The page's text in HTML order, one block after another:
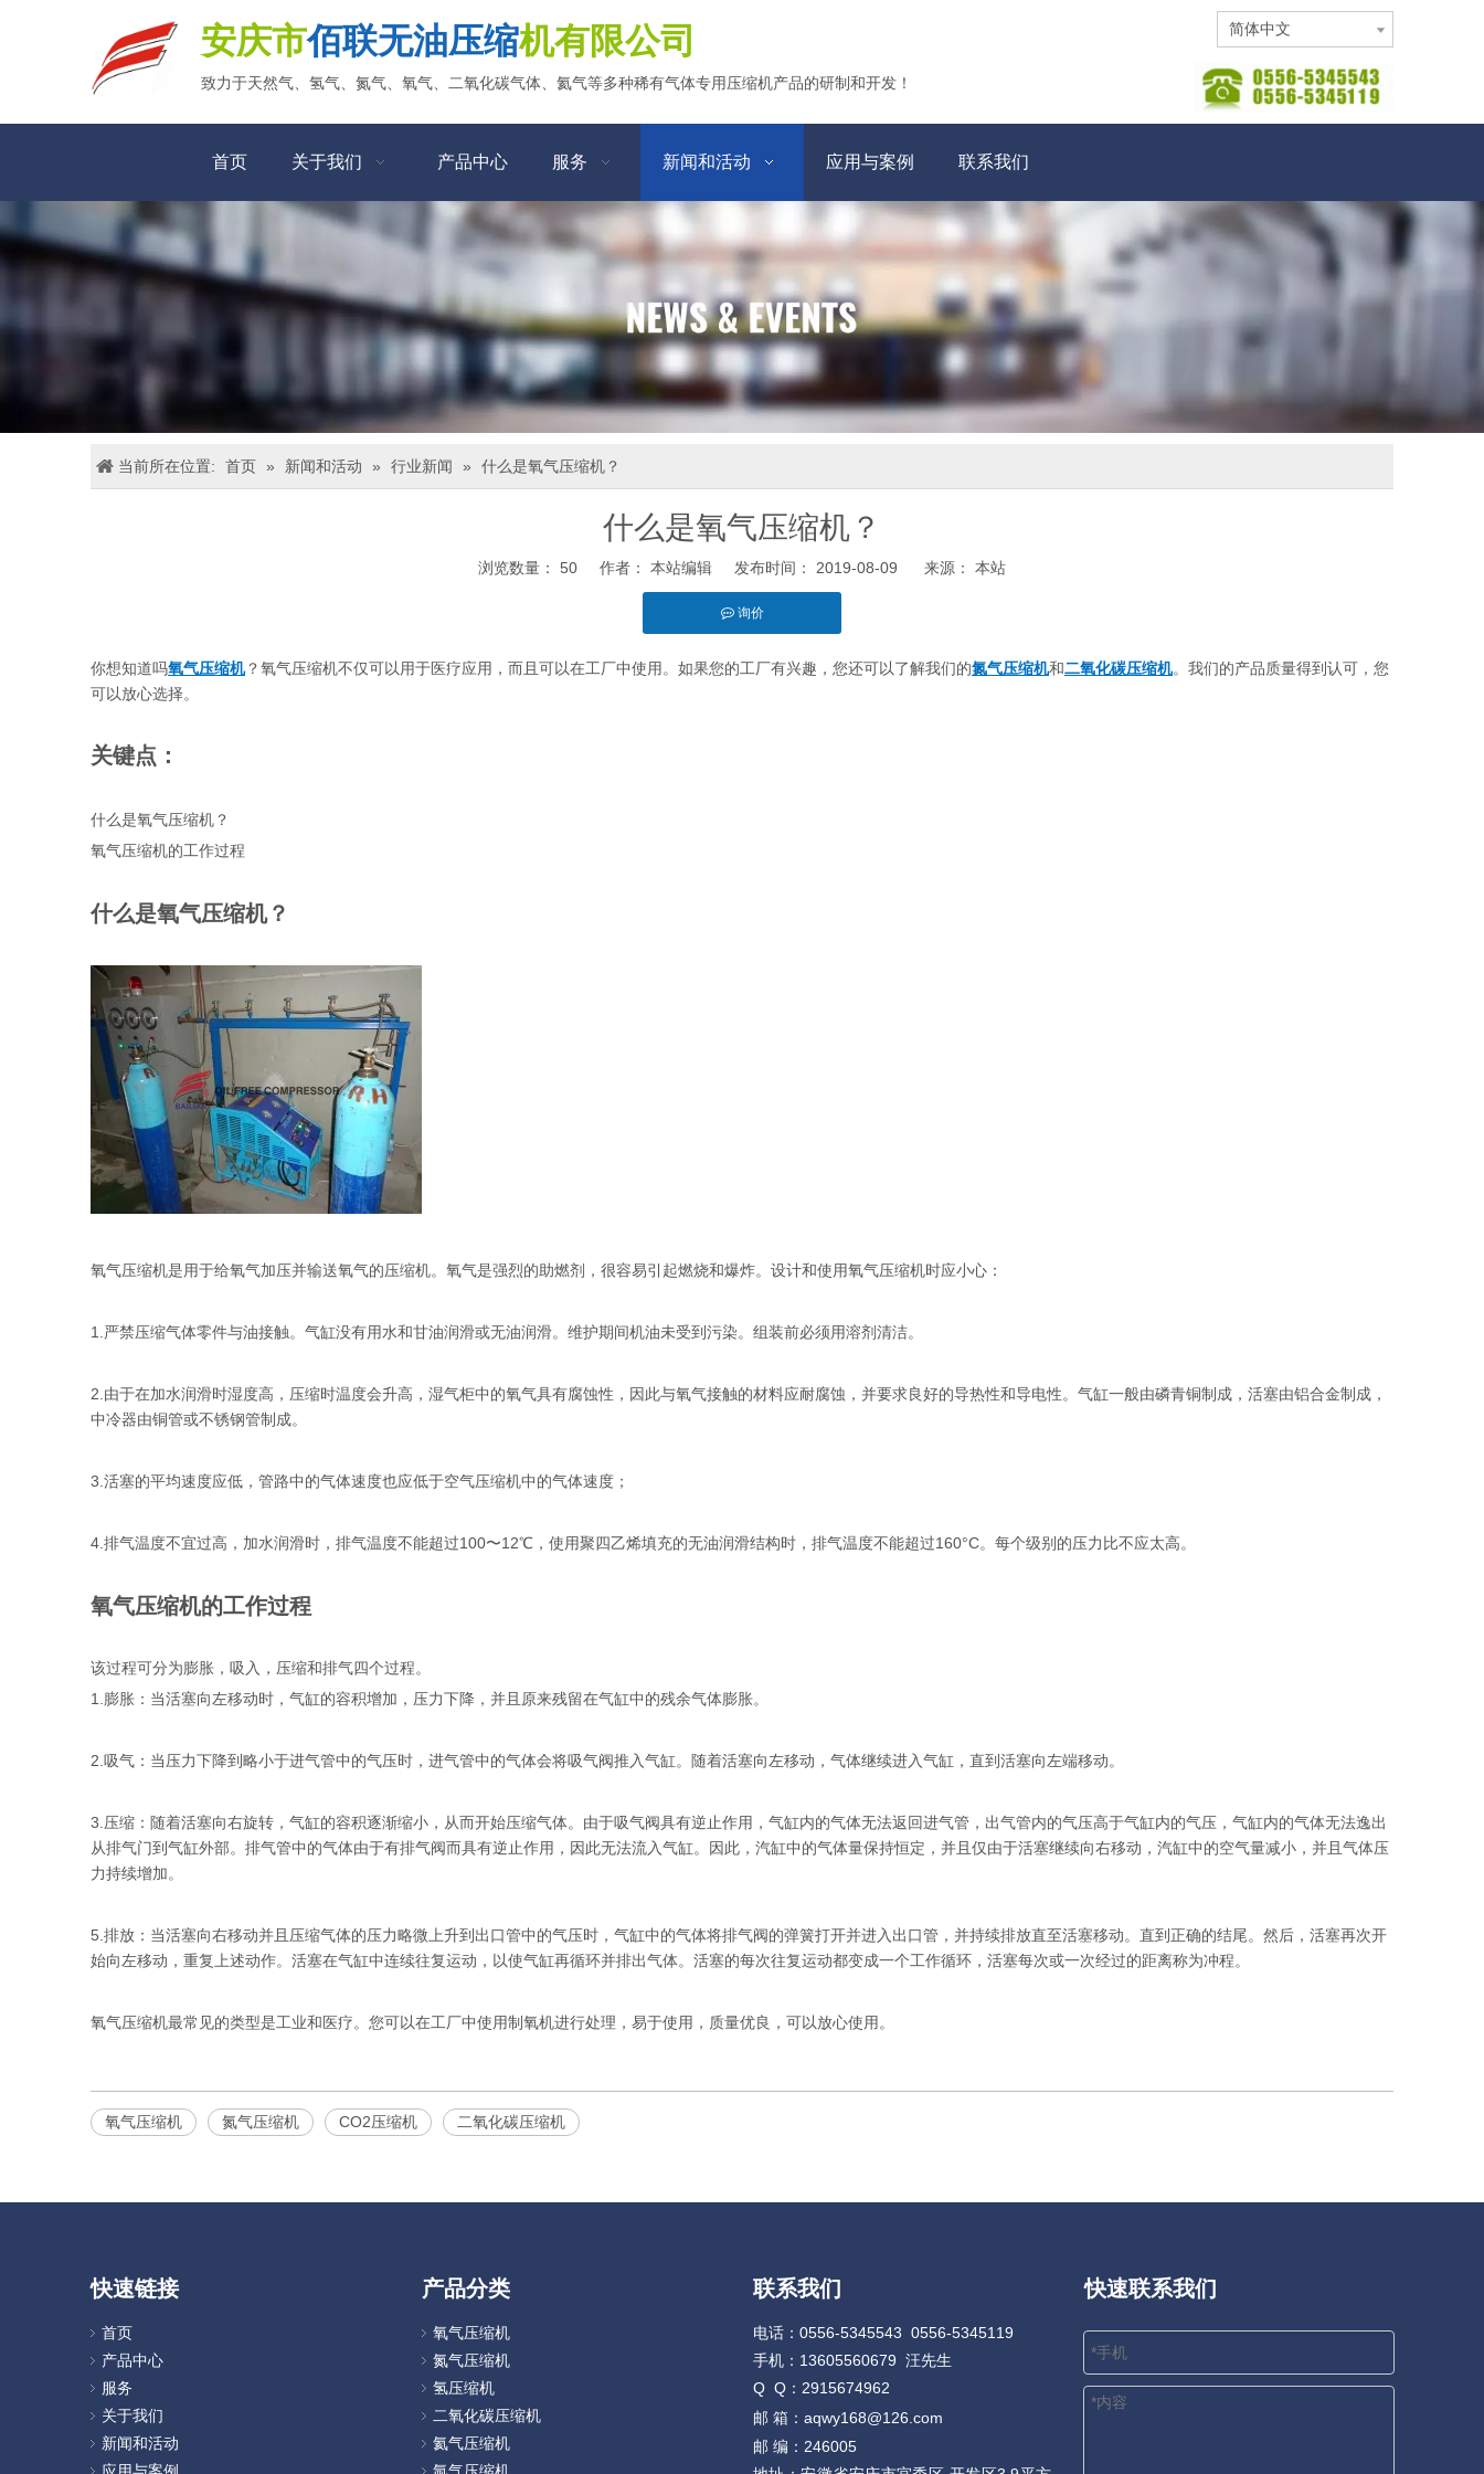
安庆市佰联无油压缩机有限公司
致力于天然气、氢气、氮气、氧气、二氧化碳气体、氦气等多种稀有气体专用压缩机产品的研制和开发！
简体中文
首页 关于我们 产品中心 服务 新闻和活动 应用与案例 联系我们
当前所在位置: 首页 » 新闻和活动 » 行业新闻 » 什么是氧气压缩机？
什么是氧气压缩机？
浏览数量： 50 作者： 本站编辑 发布时间： 2019-08-09 来源： 本站
询价
你想知道吗氧气压缩机？氧气压缩机不仅可以用于医疗应用，而且可以在工厂中使用。如果您的工厂有兴趣，您还可以了解我们的氮气压缩机和二氧化碳压缩机。我们的产品质量得到认可，您
可以放心选择。
关键点：
什么是氧气压缩机？
氧气压缩机的工作过程
什么是氧气压缩机？
氧气压缩机是用于给氧气加压并输送氧气的压缩机。氧气是强烈的助燃剂，很容易引起燃烧和爆炸。设计和使用氧气压缩机时应小心：
1.严禁压缩气体零件与油接触。气缸没有用水和甘油润滑或无油润滑。维护期间机油未受到污染。组装前必须用溶剂清洁。
2.由于在加水润滑时湿度高，压缩时温度会升高，湿气柜中的氧气具有腐蚀性，因此与氧气接触的材料应耐腐蚀，并要求良好的导热性和导电性。气缸一般由磷青铜制成，活塞由铝合金制成，
中冷器由铜管或不锈钢管制成。
3.活塞的平均速度应低，管路中的气体速度也应低于空气压缩机中的气体速度；
4.排气温度不宜过高，加水润滑时，排气温度不能超过100〜12℃，使用聚四乙烯填充的无油润滑结构时，排气温度不能超过160°C。每个级别的压力比不应太高。
氧气压缩机的工作过程
该过程可分为膨胀，吸入，压缩和排气四个过程。
1.膨胀：当活塞向左移动时，气缸的容积增加，压力下降，并且原来残留在气缸中的残余气体膨胀。
2.吸气：当压力下降到略小于进气管中的气压时，进气管中的气体会将吸气阀推入气缸。随着活塞向左移动，气体继续进入气缸，直到活塞向左端移动。
3.压缩：随着活塞向右旋转，气缸的容积逐渐缩小，从而开始压缩气体。由于吸气阀具有逆止作用，气缸内的气体无法返回进气管，出气管内的气压高于气缸内的气压，气缸内的气体无法逸出
从排气门到气缸外部。排气管中的气体由于有排气阀而具有逆止作用，因此无法流入气缸。因此，汽缸中的气体量保持恒定，并且仅由于活塞继续向右移动，汽缸中的空气量减小，并且气体压
力持续增加。
5.排放：当活塞向右移动并且压缩气体的压力略微上升到出口管中的气压时，气缸中的气体将排气阀的弹簧打开并进入出口管，并持续排放直至活塞移动。直到正确的结尾。然后，活塞再次开
始向左移动，重复上述动作。活塞在气缸中连续往复运动，以使气缸再循环并排出气体。活塞的每次往复运动都变成一个工作循环，活塞每次或一次经过的距离称为冲程。
氧气压缩机最常见的类型是工业和医疗。您可以在工厂中使用制氧机进行处理，易于使用，质量优良，可以放心使用。
氧气压缩机 氮气压缩机 CO2压缩机 二氧化碳压缩机
快速链接
首页
产品中心
服务
关于我们
新闻和活动
应用与案例
产品分类
氧气压缩机
氮气压缩机
氢压缩机
二氧化碳压缩机
氦气压缩机
氩气压缩机
联系我们
电话：0556-5345543 0556-5345119
手机：13605560679 汪先生
Q Q：2915674962
邮 箱： aqwy168@126.com
邮 编：246005
快速联系我们